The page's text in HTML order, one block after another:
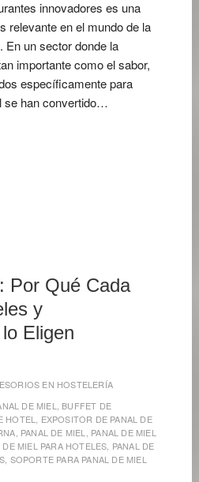
innovadores es una
relevante en el mundo de la
En un sector donde la
importante como el sabor,
específicamente para
se han convertido…
Por Qué Cada
y
Eligen
EN HOSTELERÍA
DE MIEL
BUFFET DE
HOTEL
EXPOSITOR DE PANAL DE
PANAL DE MIEL
PANAL DE MIEL
DE MIEL PARA HOTELES PANAL DE
SOPORTE PARA PANAL DE MIEL